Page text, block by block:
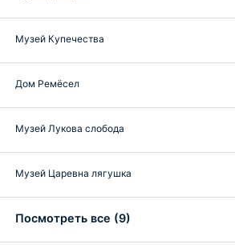
Музей Купечества
Дом Ремёсел
Музей Лукова слобода
Музей Царевна лягушка
Посмотреть все (9)